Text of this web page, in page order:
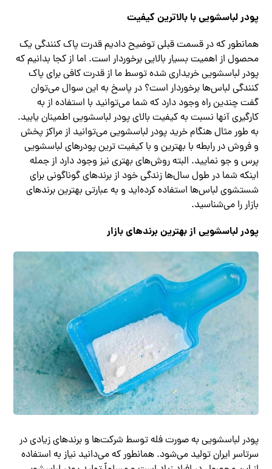
پودر لباسشویی با بالاترین کیفیت
همانطور که در قسمت قبلی توضیح دادیم قدرت پاک کنندگی یک
محصول از اهمیت بسیار بالایی برخوردار است. اما از کجا بدانیم که
پودر لباسشویی خریداری شده توسط ما از قدرت کافی برای پاک
کنندگی لباس‌ها برخوردار است؟ در پاسخ به این سوال می‌توان
گفت چندین راه وجود دارد که شما می‌توانید با استفاده از به
کارگیری آنها نسبت به کیفیت بالای پودر لباسشویی اطمینان یابید.
به طور مثال هنگام خرید پودر لباسشویی می‌توانید از مراکز پخش
و فروش در رابطه با بهترین و با کیفیت ترین پودرهای لباسشویی
پرس و جو نمایید. البته روش‌های بهتری نیز وجود دارد از جمله
اینکه شما در طول سال‌ها زندگی خود از برندهای گوناگونی برای
شستشوی لباس‌ها استفاده کرده‌اید و به عبارتی بهترین برندهای
بازار را می‌شناسید.
پودر لباسشویی از بهترین برندهای بازار
پودر لباسشویی به صورت فله توسط شرکت‌ها و برندهای زیادی در
سرتاسر ایران تولید می‌شود. همانطور که می‌دانید نیاز به استفاده